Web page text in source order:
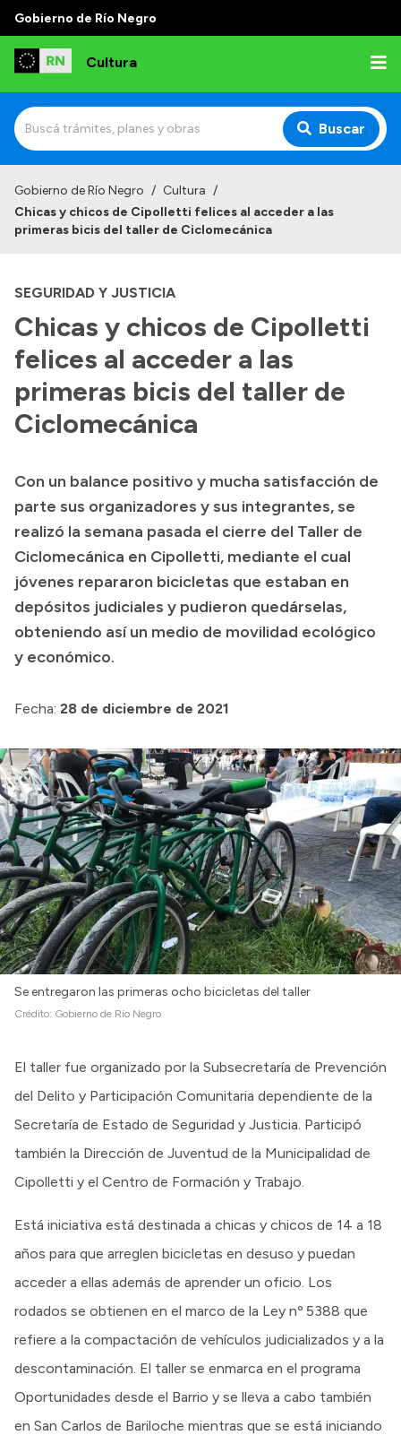
Gobierno de Río Negro
Cultura
Buscar
Institucional
Autoridades
Delegaciones
Normativa
Transparencia
Compras y licitaciones
Consulta de expedientes
Consulta de pago a proveedores
Convocatorias
Intranet
Login
Gobierno de Río Negro / Cultura /
Chicas y chicos de Cipolletti felices al acceder a las
primeras bicis del taller de Ciclomecánica
SEGURIDAD Y JUSTICIA
Chicas y chicos de Cipolletti
felices al acceder a las
primeras bicis del taller de
Ciclomecánica
Con un balance positivo y mucha satisfacción de
parte sus organizadores y sus integrantes, se
realizó la semana pasada el cierre del Taller de
Ciclomecánica en Cipolletti, mediante el cual
jóvenes repararon bicicletas que estaban en
depósitos judiciales y pudieron quedárselas,
obteniendo así un medio de movilidad ecológico
y económico.
Fecha: 28 de diciembre de 2021
Se entregaron las primeras ocho bicicletas del taller
Crédito: Gobierno de Río Negro
El taller fue organizado por la Subsecretaría de Prevención
del Delito y Participación Comunitaria dependiente de la
Secretaría de Estado de Seguridad y Justicia. Participó
también la Dirección de Juventud de la Municipalidad de
Cipolletti y el Centro de Formación y Trabajo.
Está iniciativa está destinada a chicas y chicos de 14 a 18
años para que arreglen bicicletas en desuso y puedan
acceder a ellas además de aprender un oficio. Los
rodados se obtienen en el marco de la Ley nº 5388 que
refiere a la compactación de vehículos judicializados y a la
descontaminación. El taller se enmarca en el programa
Oportunidades desde el Barrio y se lleva a cabo también
en San Carlos de Bariloche mientras que se está iniciando